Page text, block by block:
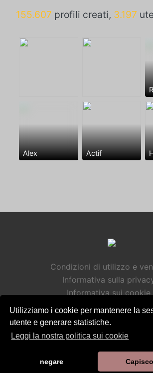
Utilizziamo i cookie per mantenere la
utente e generare statistiche.
Leggi la nostra politica sui cookie
negare Capisco
155.607 profili creati, 3.197
Alex Actif
Condizioni di utilizzo e
Informativa sulla
Informativa sui cookie
Politica sulla sicurezza dei
Aiuto / Contatto